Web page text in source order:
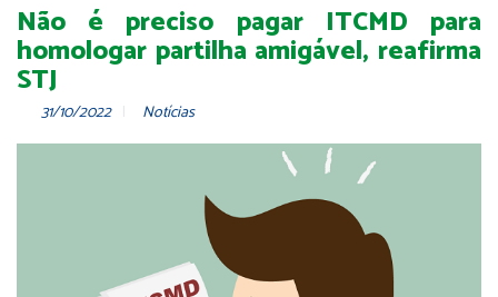
Não é preciso pagar ITCMD para
homologar partilha amigável, reafirma
STJ
31/10/2022 Notícias